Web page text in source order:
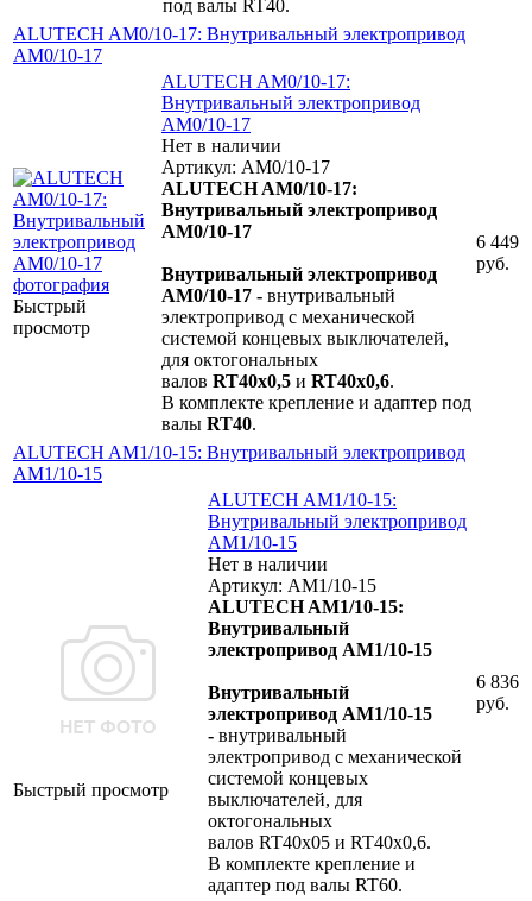
под валы RT40.
ALUTECH AM0/10-17: Внутривальный электропривод
AM0/10-17
Быстрый
просмотр
ALUTECH AM0/10-17:
Внутривальный электропривод
AM0/10-17
Нет в наличии
Артикул: AM0/10-17
ALUTECH AM0/10-17:
Внутривальный электропривод
AM0/10-17
Внутривальный электропривод
AM0/10-17 - внутривальный
электропривод с механической
системой концевых выключателей,
для октогональных
валов RT40х0,5 и RT40х0,6.
В комплекте крепление и адаптер под
валы RT40.
6 449
руб.
ALUTECH AM1/10-15: Внутривальный электропривод
AM1/10-15
Быстрый просмотр
ALUTECH AM1/10-15:
Внутривальный электропривод
AM1/10-15
Нет в наличии
Артикул: AM1/10-15
ALUTECH AM1/10-15:
Внутривальный
электропривод AM1/10-15
Внутривальный
электропривод AM1/10-15
- внутривальный
электропривод с механической
системой концевых
выключателей, для
октогональных
валов RT40х05 и RT40х0,6.
В комплекте крепление и
адаптер под валы RT60.
6 836
руб.